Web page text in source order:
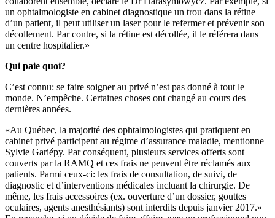
un ophtalmologiste en cabinet diagnostique un trou dans la rétine
d’un patient, il peut utiliser un laser pour le refermer et prévenir son
décollement. Par contre, si la rétine est décollée, il le référera dans
un centre hospitalier.»
Qui paie quoi?
C’est connu: se faire soigner au privé n’est pas donné à tout le
monde. N’empêche. Certaines choses ont changé au cours des
dernières années.
«Au Québec, la majorité des ophtalmologistes qui pratiquent en
cabinet privé participent au régime d’assurance maladie, mentionne
Sylvie Gariépy. Par conséquent, plusieurs services offerts sont
couverts par la RAMQ et ces frais ne peuvent être réclamés aux
patients. Parmi ceux-ci: les frais de consultation, de suivi, de
diagnostic et d’interventions médicales incluant la chirurgie. De
même, les frais accessoires (ex. ouverture d’un dossier, gouttes
oculaires, agents anesthésiants) sont interdits depuis janvier 2017.»